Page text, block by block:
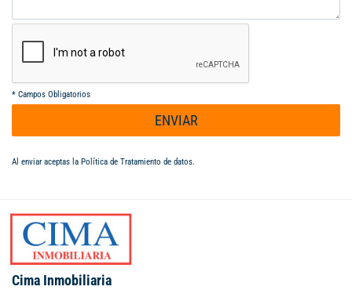
* Campos Obligatorios
ENVIAR
Al enviar aceptas la Política de Tratamiento de datos.
Cima Inmobiliaria